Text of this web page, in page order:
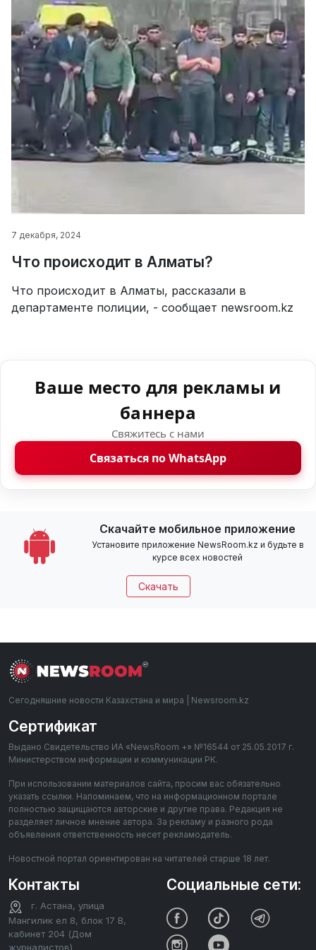
7 декабря, 2024
Что происходит в Алматы?
Что происходит в Алматы, рассказали в
департаменте полиции, - сообщает newsroom.kz
Ваше место для рекламы и
баннера
Свяжитесь с нами
Связаться по WhatsApp
Скачайте мобильное приложение
Установите приложение NewsRoom.kz и будьте в
курсе всех новостей
Скачать
Сегодняшние новости Казахстана и мира | Newsroom.kz
Сертификат
Выдано Свидетельство ИА «NewsRoom +» №16544 от 25.05.2017 г.
Министерством информации и коммуникации РК.
При использовании материалов сайта, просим вас обязательно
указать ссылки. Напоминаем, что на информационном портале
полностью защищаются авторские и другие права. Редакция не
разделяет личное мнение автора. За рекламу и разного рода
объявления ответственность несет рекламодатель.
Новостной портал ориентирован на читателей старше 18 лет.
Контакты
г. Астана, улица
Мангилик ел 8, блок 17 В,
кабинет 204 (Дом
журналистов)
Социальные сети: